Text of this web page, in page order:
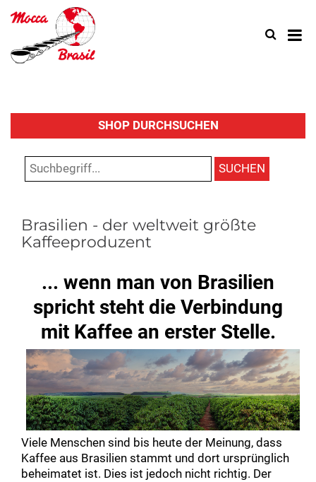
SearchUse
up
use
touch
and
swipe
SHOP DURCHSUCHEN
SUCHEN
Brasilien - der weltweit größte
Kaffeeproduzent
... wenn man von Brasilien
spricht steht die Verbindung
mit Kaffee an erster Stelle.
Viele Menschen sind bis heute der Meinung, dass
Kaffee aus Brasilien stammt und dort ursprünglich
beheimatet ist. Dies ist jedoch nicht richtig. Der